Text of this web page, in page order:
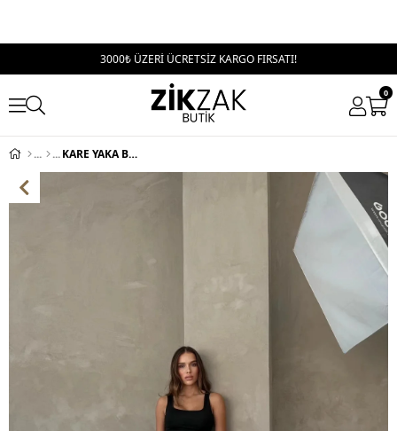
3000₺ ÜZERİ ÜCRETSİZ KARGO FIRSATI!
0
KARE YAKA BEL BAĞLAMA DETAY UZUN KALEM ELBİSE SİYAH